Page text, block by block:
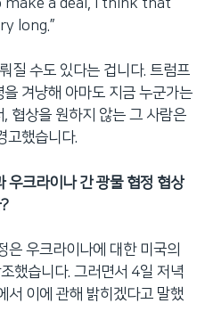
long.”
질 수도 있다는 겁니다. 트럼프
겨냥해 아마도 지금 누군가는
협상을 원하지 않는 그 사람은
고했습니다.
우크라이나 간 광물 협정 협상
은 우크라이나에 대한 미국의
했습니다. 그러면서 4일 저녁
서 이에 관해 밝히겠다고 말했